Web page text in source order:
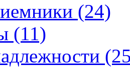
(24)
(11)